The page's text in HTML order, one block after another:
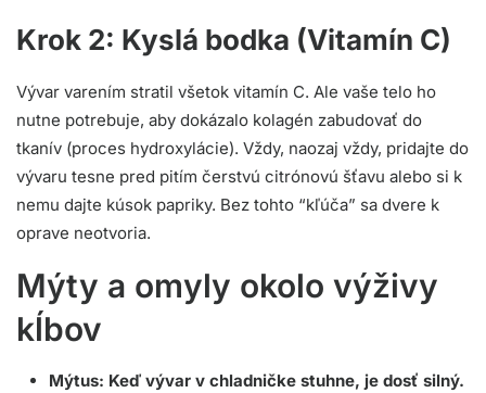
Krok 2: Kyslá bodka (Vitamín C)
Vývar varením stratil všetok vitamín C. Ale vaše telo ho
nutne potrebuje, aby dokázalo kolagén zabudovať do
tkanív (proces hydroxylácie). Vždy, naozaj vždy, pridajte do
vývaru tesne pred pitím čerstvú citrónovú šťavu alebo si k
nemu dajte kúsok papriky. Bez tohto “kľúča” sa dvere k
oprave neotvoria.
Mýty a omyly okolo výživy
kĺbov
Mýtus: Keď vývar v chladničke stuhne, je dosť silný.